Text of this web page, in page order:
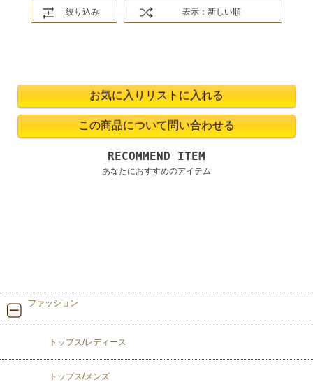
絞り込み 表示：新しい順
RECOMMEND ITEM
あなたにおすすめのアイテム
ファッション
トップス/レディース
トップス/メンズ